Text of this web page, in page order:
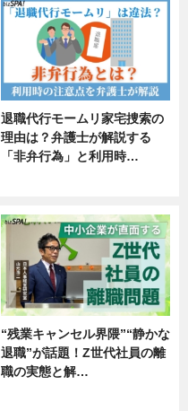
退職代行モームリ家宅捜索の
理由は？弁護士が解説する
「非弁行為」と利用時…
“残業キャンセル界隈”“静かな
退職”が話題！Z世代社員の離
職の実態と解…